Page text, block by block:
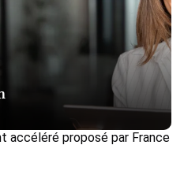
accéléré proposé par France